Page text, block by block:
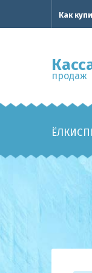
Как
продаж
ЁЛКИ